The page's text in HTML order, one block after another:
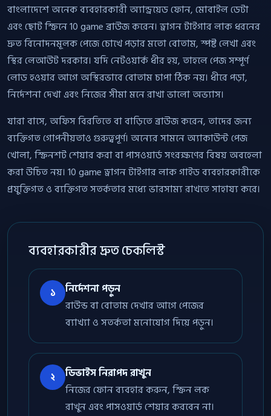
বাংলাদেশে অনেক ব্যবহারকারী অ্যান্ড্রয়েড ফোন, মোবাইল ডেটা
এবং ছোট স্ক্রিনে 10 game ব্রাউজ করেন। ড্রাগন টাইগার লাক ধরনের
দ্রুত বিনোদনমূলক পেজে চোখে পড়ার মতো বোতাম, স্পষ্ট লেখা এবং
স্থির লেআউট দরকার। যদি নেটওয়ার্ক ধীর হয়, তাহলে পেজ সম্পূর্ণ
লোড হওয়ার আগে অস্থিরভাবে বোতাম চাপা ঠিক নয়। ধীরে পড়া,
নির্দেশনা দেখা এবং নিজের সীমা মনে রাখা ভালো অভ্যাস।
যারা বাসে, অফিস বিরতিতে বা বাড়িতে ব্রাউজ করেন, তাদের জন্য
ব্যক্তিগত গোপনীয়তাও গুরুত্বপূর্ণ। অন্যের সামনে অ্যাকাউন্ট পেজ
খোলা, স্ক্রিনশট শেয়ার করা বা পাসওয়ার্ড সংরক্ষণের বিষয় অবহেলা
করা উচিত নয়। 10 game ড্রাগন টাইগার লাক গাইড ব্যবহারকারীকে
প্রযুক্তিগত ও ব্যক্তিগত সতর্কতার মধ্যে ভারসাম্য রাখতে সাহায্য করে।
ব্যবহারকারীর দ্রুত চেকলিস্ট
১
নির্দেশনা পড়ুন
রাউন্ড বা বোতাম দেখার আগে পেজের
ব্যাখ্যা ও সতর্কতা মনোযোগ দিয়ে পড়ুন।
২
ডিভাইস নিরাপদ রাখুন
নিজের ফোন ব্যবহার করুন, স্ক্রিন লক
রাখুন এবং পাসওয়ার্ড শেয়ার করবেন না।